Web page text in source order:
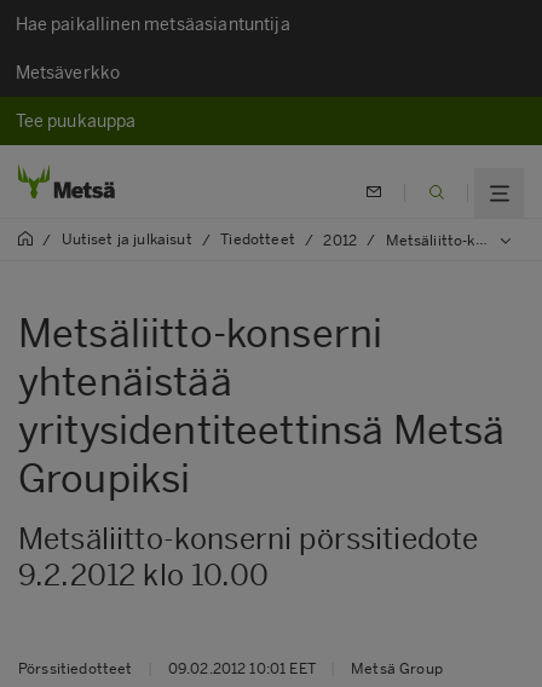
Hae paikallinen metsäasiantuntija
Metsäverkko
Tee puukauppa
/ Uutiset ja julkaisut / Tiedotteet / 2012 / Metsäliitto-konserni yhtenäistää yritysidentiteettinsä Metsä Groupiksi
Metsäliitto-konserni
yhtenäistää
yritysidentiteettinsä Metsä
Groupiksi
Metsäliitto-konserni pörssitiedote
9.2.2012 klo 10.00
Pörssitiedotteet 09.02.2012 10:01 EET Metsä Group